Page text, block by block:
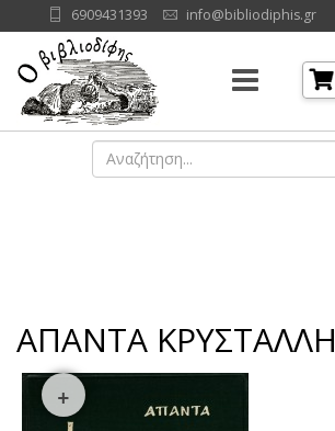
6909431393 info@bibliodiphis.gr
ΑΠΑΝΤΑ ΚΡΥΣΤΑΛΛΗ
+